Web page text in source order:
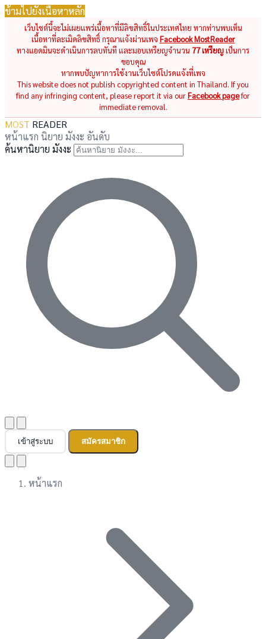
ข้ามไปยังเนื้อหาหลัก
เว็บไซต์นี้จะไม่เผยแพร่เนื้อหาที่มีลิขสิทธิ์ในประเทศไทย หากท่านพบเห็น
เนื้อหาที่ละเมิดลิขสิทธิ์ กรุณาแจ้งผ่านเพจ Facebook MostReader
ทางแอดมินจะดำเนินการลบทันที และมอบเหรียญจำนวน 77 เหรียญเป็นการ
ขอบคุณ
หากพบปัญหาการใช้งานเว็บไซต์โปรดแจ้งที่เพจ
This website does not publish copyrighted content in Thailand. If you
find any infringing content, please report it via ourFacebook pagefor
immediate removal.
MOST READER
หน้าแรก นิยาย มังงะ อันดับ
ค้นหานิยาย มังงะ
เข้าสู่ระบบ สมัครสมาชิก
หน้าแรก